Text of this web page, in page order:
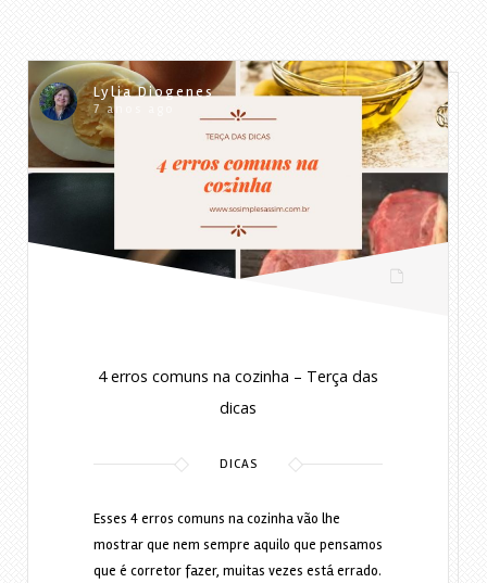
Lylia Diogenes
7 anos ago
4 erros comuns na cozinha – Terça das
dicas
DICAS
Esses 4 erros comuns na cozinha vão lhe
mostrar que nem sempre aquilo que pensamos
que é corretor fazer, muitas vezes está errado.